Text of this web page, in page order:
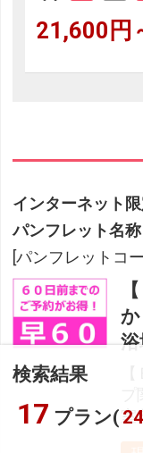
検索結果
17 プラン( 24
21,600円
インターネット
パンフレット名
[パンフレットコ
室